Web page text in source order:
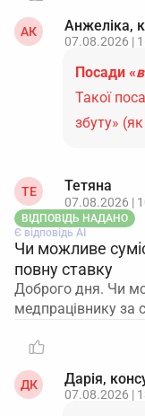
АК Анжеліка,
07.08.2026 |
Посади «
Такої
збуту»
ТЕ Тетяна
07.08.2026 |
ВІДПОВІДЬ НАДАНО
Є відповідь АІ
Чи можливе
повну ставку
Доброго дня. Чи
медпрацівнику за
ДК Дарія,
07.08.2026 |